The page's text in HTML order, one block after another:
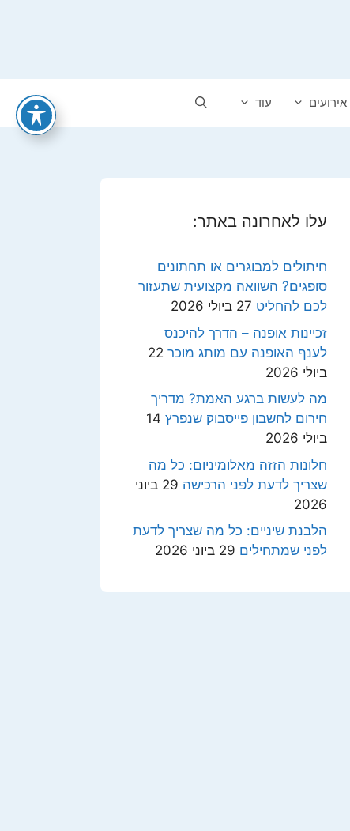
אירועים עוד
עלו לאחרונה באתר:
חיתולים למבוגרים או תחתונים
סופגים? השוואה מקצועית שתעזור
לכם להחליט 27 ביולי 2026
זכיינות אופנה – הדרך להיכנס
לענף האופנה עם מותג מוכר 22
ביולי 2026
מה לעשות ברגע האמת? מדריך
חירום לחשבון פייסבוק שנפרץ 14
ביולי 2026
חלונות הזזה מאלומיניום: כל מה
שצריך לדעת לפני הרכישה
29 ביוני
2026
הלבנת שיניים: כל מה שצריך לדעת
לפני שמתחילים 29 ביוני 2026